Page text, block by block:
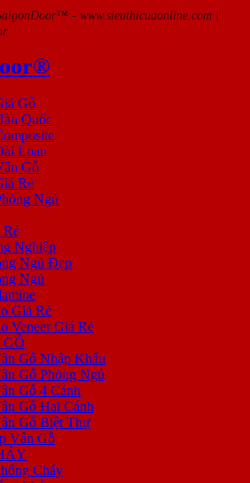
- www.sieuthicuaonline.com |
Gỗ
Quốc
Loan
Gỗ
Rẻ
Ngủ
Rẻ
Nghiệp
Ngủ Đẹp
Ngủ
Giá Rẻ
Veneer Giá Rẻ
Gỗ Nhập Khẩu
Gỗ Phòng Ngủ
Gỗ 4 Cánh
Gỗ Hai Cánh
Gỗ Biệt Thự
Vân Gỗ
Cháy